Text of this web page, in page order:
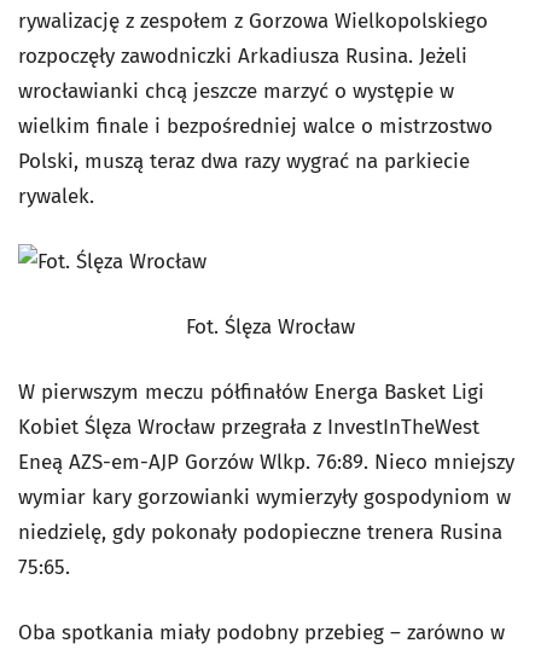
rywalizację z zespołem z Gorzowa Wielkopolskiego
rozpoczęły zawodniczki Arkadiusza Rusina. Jeżeli
wrocławianki chcą jeszcze marzyć o występie w
wielkim finale i bezpośredniej walce o mistrzostwo
Polski, muszą teraz dwa razy wygrać na parkiecie
rywalek.
Fot. Ślęza Wrocław
W pierwszym meczu półfinałów Energa Basket Ligi
Kobiet Ślęza Wrocław przegrała z InvestInTheWest
Eneą AZS-em-AJP Gorzów Wlkp. 76:89. Nieco mniejszy
wymiar kary gorzowianki wymierzyły gospodyniom w
niedzielę, gdy pokonały podopieczne trenera Rusina
75:65.
Oba spotkania miały podobny przebieg – zarówno w